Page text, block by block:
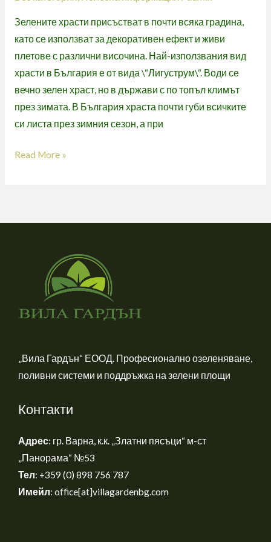
Зелените храсти присъстват в почти всяка градина,
като се използват за декоративен ефект и живи
плетове с различни височина. Най-използвания вид
храсти в България е от вида \“Лигуструм\“. Води се
вечно зелен храст, но в държави с по топъл климът
през зимата. В България храста почти губи всичките
си листа през зимния сезон, а при
Read More »
„Вила Гардън“ ЕООД. Професионално озеленяване,
поливни системи и поддръжка на зелени площи
Контакти
Адрес: гр. Варна, к.к. „Златни пясъци“ м-ст
„Панорама“ №53
Тел: +359 (0) 898 756 787
Имейл: office[at]villagardenbg.com